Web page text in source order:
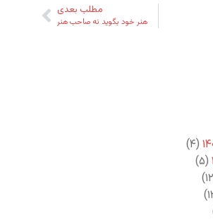
مطلب بعدی
هنر خود بگوید نه صاحب هنر
(۴)
(۵)